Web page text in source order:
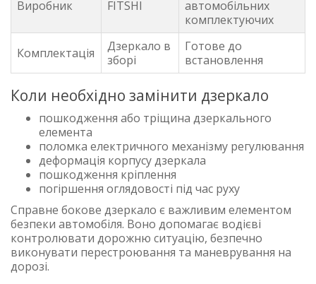
Виробник FITSHI
автомобільних
комплектуючих
Комплектація
Дзеркало в
зборі
Готове до
встановлення
Коли необхідно замінити дзеркало
пошкодження або тріщина дзеркального
елемента
поломка електричного механізму регулювання
деформація корпусу дзеркала
пошкодження кріплення
погіршення оглядовості під час руху
Справне бокове дзеркало є важливим елементом
безпеки автомобіля. Воно допомагає водієві
контролювати дорожню ситуацію, безпечно
виконувати перестроювання та маневрування на
дорозі.